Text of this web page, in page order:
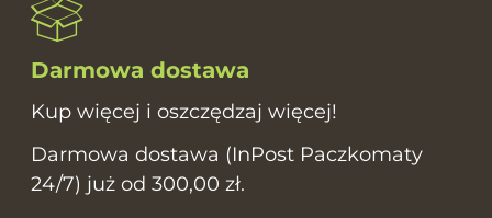
Darmowa dostawa
Kup więcej i oszczędzaj więcej!
Darmowa dostawa (InPost Paczkomaty
24/7) już od 300,00 zł.